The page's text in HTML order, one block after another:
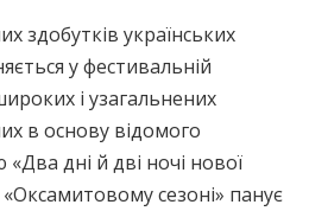
здобутків українських
у фестивальній
і узагальнених
в основу відомого
дні й дві ночі нової
сезоні» панує